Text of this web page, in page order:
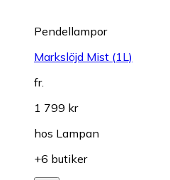
Pendellampor
Markslöjd Mist (1L)
fr.
1 799 kr
hos Lampan
+6 butiker